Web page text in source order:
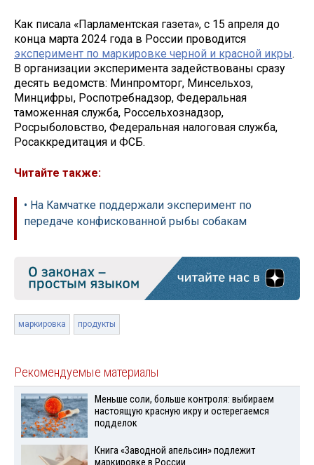
Как писала «Парламентская газета», с 15 апреля до
конца марта 2024 года в России проводится
эксперимент по маркировке черной и красной икры.
В организации эксперимента задействованы сразу
десять ведомств: Минпромторг, Минсельхоз,
Минцифры, Роспотребнадзор, Федеральная
таможенная служба, Россельхознадзор,
Росрыболовство, Федеральная налоговая служба,
Росаккредитация и ФСБ.
Читайте также:
• На Камчатке поддержали эксперимент по
передаче конфискованной рыбы собакам
маркировка продукты
Рекомендуемые материалы
Меньше соли, больше контроля: выбираем
настоящую красную икру и остерегаемся
подделок
Книга «Заводной апельсин» подлежит
маркировке в России